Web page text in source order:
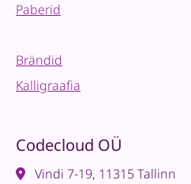
Paberid
Brändid
Kalligraafia
Codecloud OÜ
Vindi 7-19, 11315 Tallinn